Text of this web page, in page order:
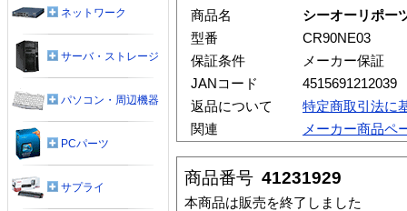
商品名
シーオーリポー
型番
CR90NE03
保証条件
メーカー保証
JANコード
4515691212039
返品について
特定商取引法に
関連
メーカー商品ペ
商品番号 41231929
本商品は販売を終了しました
ネットワーク
サーバ・ストレージ
パソコン・周辺機器
PCパーツ
サプライ